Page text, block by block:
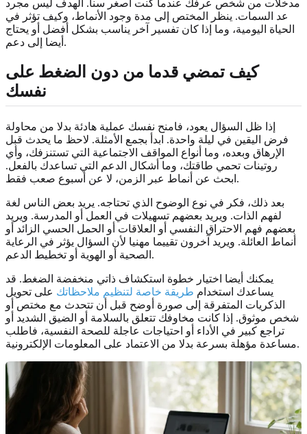
مدخلات من شخص عرفك عندما كنت أصغر سنا. الهدف ليس مجرد
عد السمات. ينظر المختص إلى مدة وجود الأنماط، وكيف تؤثر في
الحياة اليومية، وما إذا كان تفسير آخر يناسب بشكل أفضل أو يحتاج
أيضا إلى دعم.
كيف تمضي قدما من دون الضغط على
نفسك
إذا ظل السؤال يعود، فامنح نفسك عملية هادئة بدلا من محاولة
فرض اليقين في ليلة واحدة. ابدأ بجمع الأمثلة. لاحظ ما يحدث قبل
الإرهاق وبعده، وما أنواع المواقف الاجتماعية التي تستنزفك، وأي
روتينات تحمي طاقتك، وما أشكال الدعم التي تساعدك بالفعل.
ابحث عن أنماط عبر الزمن، لا عن أسبوع صعب فقط.
بعد ذلك، فكر في نوع الوضوح الذي تحتاجه. يريد بعض الناس لغة
لفهم الذات. ويريد بعضهم تسهيلات في العمل أو المدرسة. ويريد
بعضهم فهم الاحتراق النفسي أو العلاقات أو الحمل الحسي الزائد أو
أنماط العائلة. ويريد آخرون تقييما مهنيا لأن السؤال يؤثر في الرعاية
الصحية أو الهوية أو تخطيط الدعم.
يمكنك أيضا اختيار خطوة استكشاف ذاتي منخفضة الضغط. قد
يساعدك استخدام طريقة خاصة لتنظيم ملاحظاتك على تحويل
الذكريات المتفرقة إلى صورة أوضح قبل أن تتحدث مع مختص أو
شخص موثوق. إذا كانت مخاوفك تتعلق بالسلامة أو الضيق الشديد أو
تراجع كبير في الأداء أو احتياجات عاجلة للصحة النفسية، فاطلب
مساعدة مؤهلة بسرعة بدلا من الاعتماد على المعلومات الإلكترونية.